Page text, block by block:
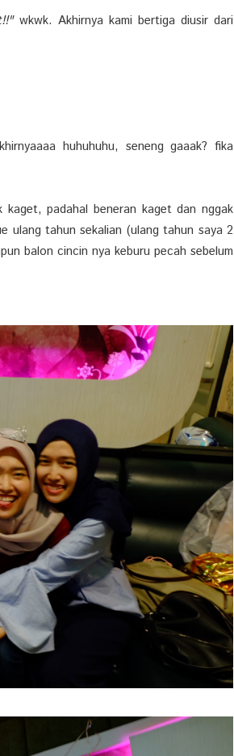
wkwk. Akhirnya kami bertiga diusir dari
huhuhuhu, seneng gaaak? fika
padahal beneran kaget dan nggak
ulang tahun sekalian (ulang tahun saya 2
balon cincin nya keburu pecah sebelum